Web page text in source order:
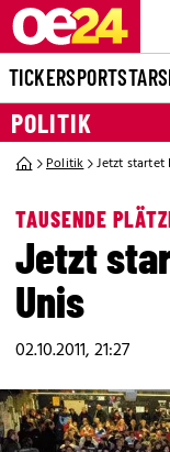
TICKERSPORTSTARS
POLITIK
Politik Jetzt startet
TAUSENDE
Jetzt
Unis
02.10.2011, 21:27